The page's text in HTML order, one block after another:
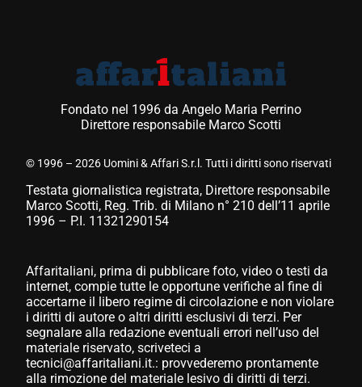
Fondato nel 1996 da Angelo Maria Perrino
Direttore responsabile Marco Scotti
© 1996 – 2026 Uomini & Affari S.r.l. Tutti i diritti sono riservati
Testata giornalistica registrata, Direttore responsabile
Marco Scotti, Reg. Trib. di Milano n° 210 dell’11 aprile
1996 – P.I. 11321290154
Affaritaliani, prima di pubblicare foto, video o testi da
internet, compie tutte le opportune verifiche al fine di
accertarne il libero regime di circolazione e non violare
i diritti di autore o altri diritti esclusivi di terzi. Per
segnalare alla redazione eventuali errori nell’uso del
materiale riservato, scriveteci a
tecnici@affaritaliani.it.: provvederemo prontamente
alla rimozione del materiale lesivo di diritti di terzi.